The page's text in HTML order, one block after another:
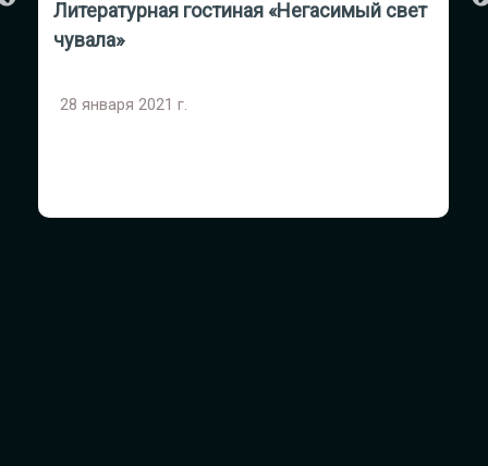
Литературная гостиная «Негасимый свет
чувала»
28 января 2021 г.